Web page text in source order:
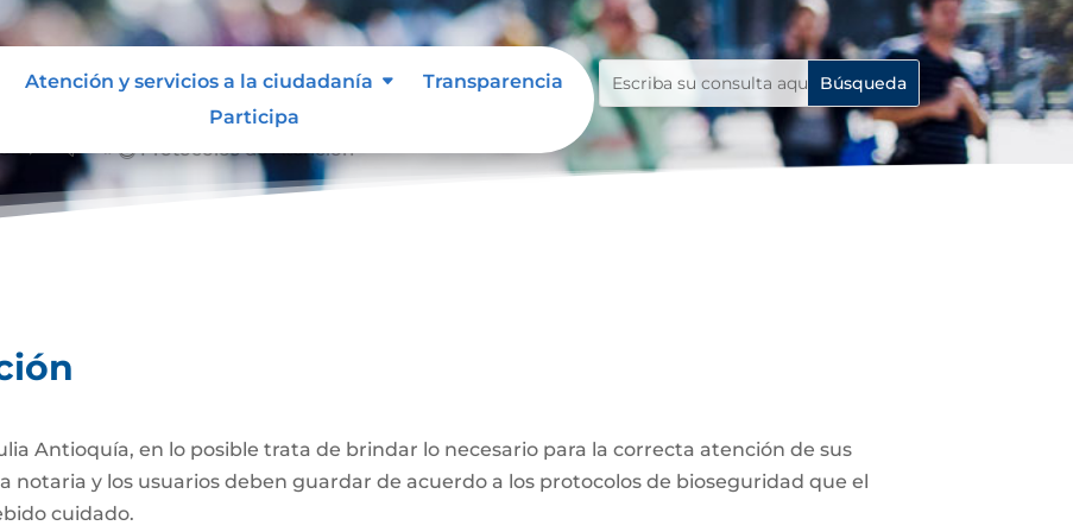
Atención y servicios a la ciudadanía
Transparencia
Participa
Antioquía, en lo posible trata de brindar lo necesario para la correcta atención de sus
notaria y los usuarios deben guardar de acuerdo a los protocolos de bioseguridad que el
cuidado.